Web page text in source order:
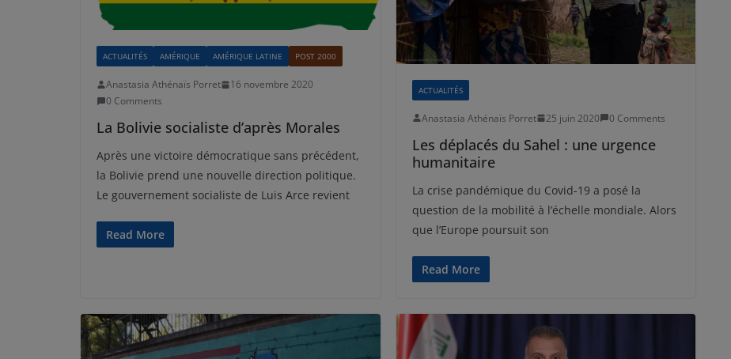
ACTUALITÉS AMÉRIQUE AMÉRIQUE LATINE POST 2000
Anastasia Athénaïs Porret
16 novembre 2020
0 Comments
La Bolivie socialiste d’après Morales
Après une victoire démocratique sans précédent,
la Bolivie prend une nouvelle direction politique.
Le gouvernement socialiste de Luis Arce revient
Read More
ACTUALITÉS
Anastasia Athénaïs Porret 25 juin 2020 0 Comments
Les déplacés du Sahel : une urgence
humanitaire
La crise pandémique du Covid-19 a posé la
question de la mobilité à l’échelle mondiale. Alors
que l’Europe poursuit son
Read More